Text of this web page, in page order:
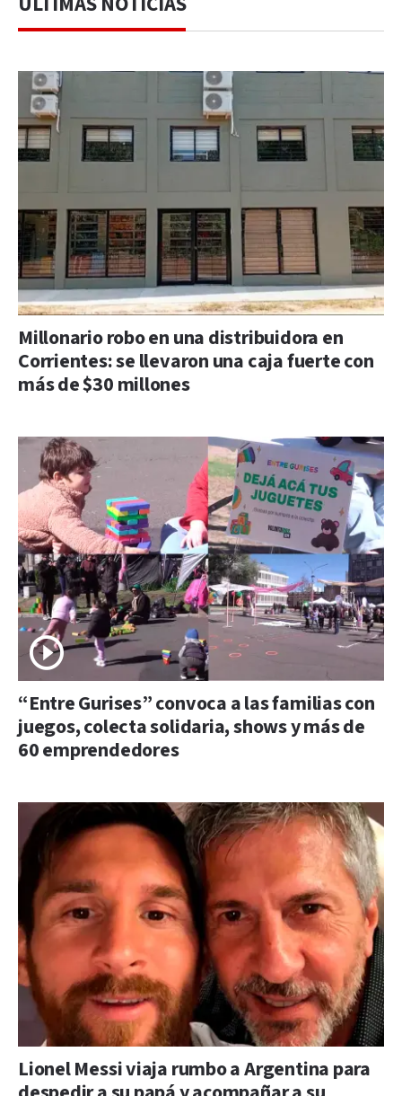
Millonario robo en una distribuidora en
Corrientes: se llevaron una caja fuerte con
más de $30 millones
“Entre Gurises” convoca a las familias con
juegos, colecta solidaria, shows y más de
60 emprendedores
Lionel Messi viaja rumbo a Argentina para